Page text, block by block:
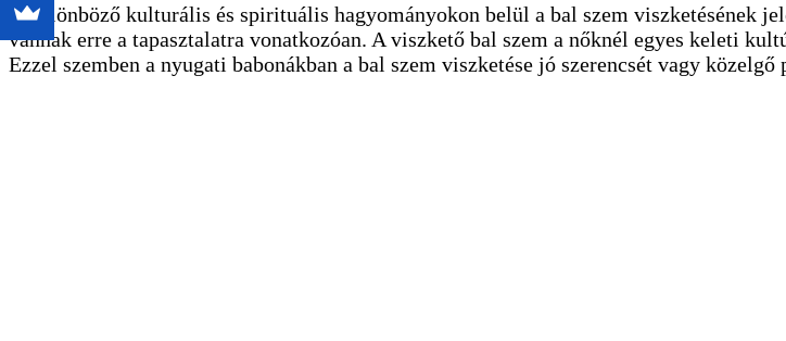
A különböző kulturális és spirituális hagyományokon belül a bal szem viszketésének
vannak erre a tapasztalatra vonatkozóan. A viszkető bal szem a nőknél egyes keleti
Ezzel szemben a nyugati babonákban a bal szem viszketése jó szerencsét vagy